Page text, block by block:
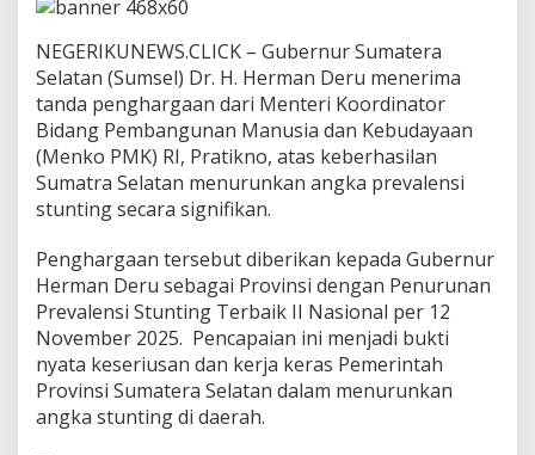
l
T
e
k
a
n
S
n
t
i
n
g
,
H
e
NEGERIKUNEWS.CLICK – Gubernur Sumatera
Selatan (Sumsel) Dr. H. Herman Deru menerima
tanda penghargaan dari Menteri Koordinator
Bidang Pembangunan Manusia dan Kebudayaan
(Menko PMK) RI, Pratikno, atas keberhasilan
Sumatra Selatan menurunkan angka prevalensi
stunting secara signifikan.
Penghargaan tersebut diberikan kepada Gubernur
Herman Deru sebagai Provinsi dengan Penurunan
Prevalensi Stunting Terbaik II Nasional per 12
November 2025. Pencapaian ini menjadi bukti
nyata keseriusan dan kerja keras Pemerintah
Provinsi Sumatera Selatan dalam menurunkan
angka stunting di daerah.